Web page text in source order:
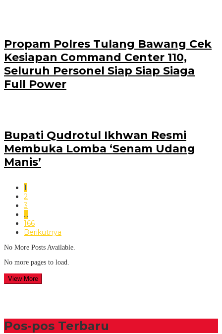
Propam Polres Tulang Bawang Cek
Kesiapan Command Center 110,
Seluruh Personel Siap Siap Siaga
Full Power
Bupati Qudrotul Ikhwan Resmi
Membuka Lomba ‘Senam Udang
Manis’
1
2
3
…
166
Berikutnya
No More Posts Available.
No more pages to load.
View More
Pos-pos Terbaru